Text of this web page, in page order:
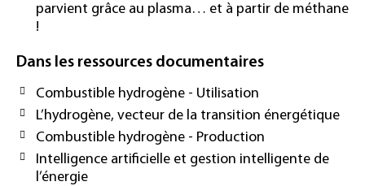
parvient grâce au plasma… et à partir de méthane
!
Dans les ressources documentaires
Combustible hydrogène - Utilisation
L’hydrogène, vecteur de la transition énergétique
Combustible hydrogène - Production
Intelligence artificielle et gestion intelligente de
l’énergie